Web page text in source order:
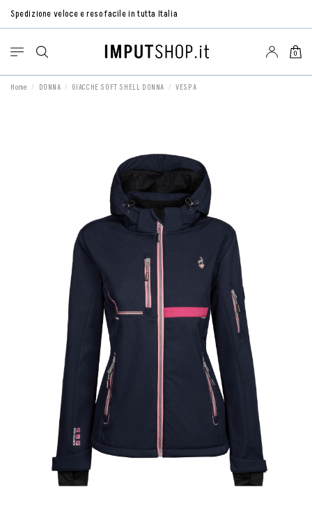
Spedizione veloce e reso facile in tutta Italia
0
Home DONNA GIACCHE SOFT SHELL DONNA VESPA